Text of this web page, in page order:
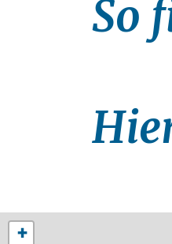
So
+